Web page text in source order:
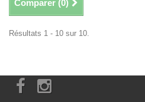
Comparer (0)
Résultats 1 - 10 sur 10.